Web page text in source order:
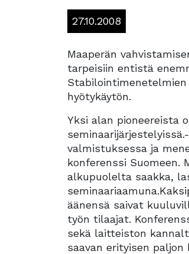
27.10.2008
Maaperän
tarpeisiin entistä
hyötykäytön.
Yksi alan pioneereista
valmistuksessa ja
konferenssi
alkupuolelta saakka,
äänensä saivat
työn tilaajat.
sekä laitteiston
saavan erityisen paljon